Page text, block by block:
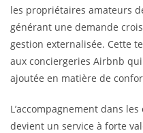
les propriétaires amateurs
générant une demande
gestion externalisée. Cette
aux conciergeries Airbnb
ajoutée en matière de
L’accompagnement dans
devient un service à forte